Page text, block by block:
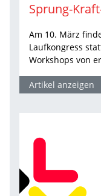
Am 10. März
Laufkongress
Workshops von
Artikel anzeigen